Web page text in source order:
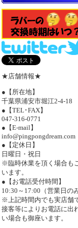
★店舗情報★
●【所在地】
千葉県浦安市堀江2-4-18
●【TEL･FAX】
047-316-0771
●【E-mail】
info@pingpongdream.com
●【定休日】
日曜日・祝日
※臨時休業を頂く場合も
います。
●【お電話受付時間】
10:30～17:00（営業日のみ
※上記時間内でも実店舗
接客等によりお電話に出
い場合も御座います。